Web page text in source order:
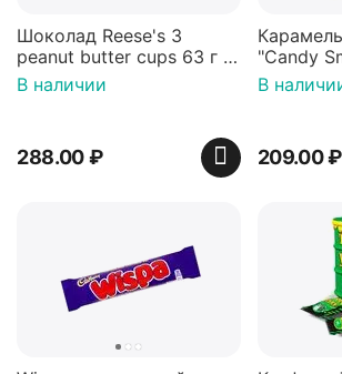
Шоколад Reese's 3
peanut butter cups 63 г с
арахисовой пастой
В наличии
288.00₽
"Candy
В
209.00₽